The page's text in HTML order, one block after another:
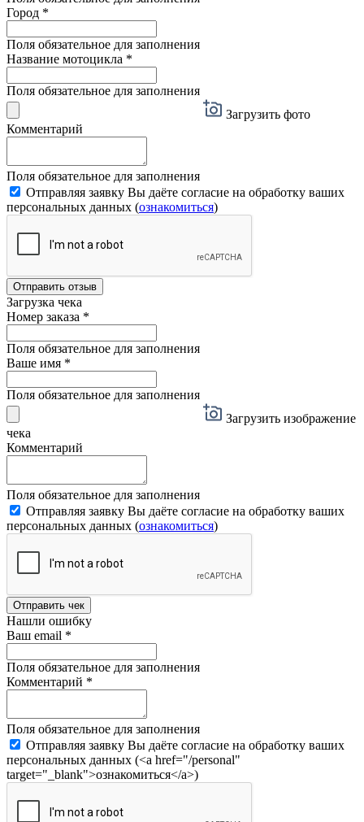
Город *
Поля обязательное для заполнения
Название мотоцикла *
Поля обязательное для заполнения
Загрузить фото
Комментарий
Поля обязательное для заполнения
Отправляя заявку Вы даёте согласие на обработку ваших
персональных данных (ознакомиться)
Отправить отзыв
Загрузка чека
Номер заказа *
Поля обязательное для заполнения
Ваше имя *
Поля обязательное для заполнения
Загрузить изображение
чека
Комментарий
Поля обязательное для заполнения
Отправляя заявку Вы даёте согласие на обработку ваших
персональных данных (ознакомиться)
Отправить чек
Нашли ошибку
Ваш email *
Поля обязательное для заполнения
Комментарий *
Поля обязательное для заполнения
Отправляя заявку Вы даёте согласие на обработку ваших
персональных данных (<a href="/personal"
target="_blank">ознакомиться</a>)